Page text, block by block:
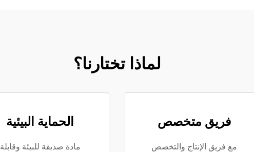
لماذا تختارنا؟
فريق متخصص
مع فريق الإنتاج والتخصص
الحماية البيئية
مادة صديقة للبيئة وقابلة